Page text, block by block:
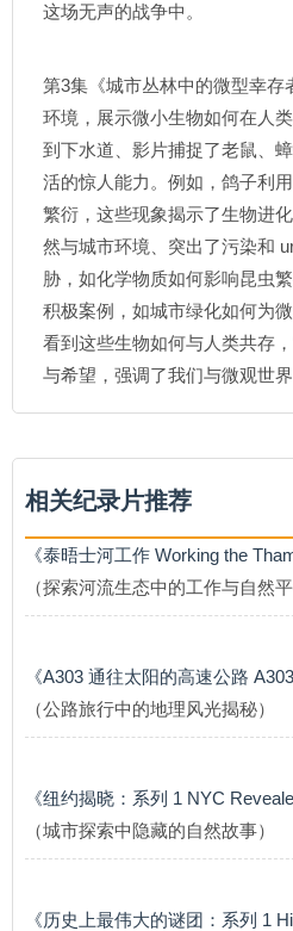
这场无声的战争中。
第3集《城市丛林中的微型幸
环境，展示微小生物如何在人
到下水道、影片捕捉了老鼠、
活的惊人能力。例如，鸽子利
繁衍，这些现象揭示了生物进
然与城市环境、突出了污染和
胁，如化学物质如何影响昆虫
积极案例，如城市绿化如何为
看到这些生物如何与人类共存
与希望，强调了我们与微观世界
相关纪录片推荐
《泰晤士河工作 Working the
（探索河流生态中的工作与自然平
《A303 通往太阳的高速公路
（公路旅行中的地理风光揭秘）
《纽约揭晓：系列 1 NYC
（城市探索中隐藏的自然故事）
《历史上最伟大的谜团：系列 1